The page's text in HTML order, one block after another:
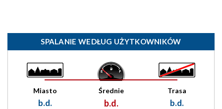
SPALANIE WEDŁUG UŻYTKOWNIKÓW
Miasto
b.d.
Średnie
b.d.
Trasa
b.d.